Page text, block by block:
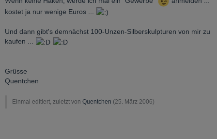
kostet ja nur wenige Euros ...
Und dann gibt's demnächst 100-Unzen-Silberskulpturen von mir zu
kaufen ...
Grüsse
Quentchen
Einmal editiert, zuletzt von Quentchen (25. März 2006)